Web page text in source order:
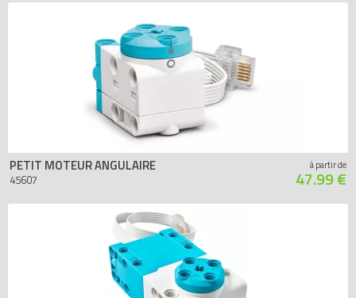
PETIT MOTEUR ANGULAIRE
45607
à partir de
47.99 €